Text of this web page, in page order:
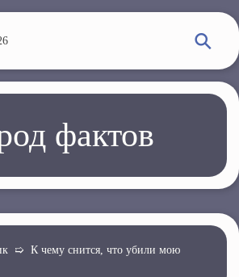
фактов
➯ К чему снится, что убили мою